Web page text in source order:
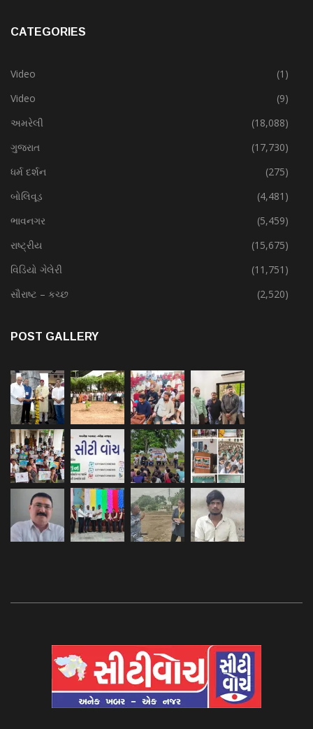
CATEGORIES
Video
(1)
Video
(9)
અમરેલી
(18,088)
ગુજરાત
(17,730)
ધર્મ દર્શન
(275)
બોલિવૂડ
(4,481)
ભાવનગર
(5,459)
રાષ્ટ્રીય
(15,675)
વિડિયો ગેલેરી
(11,751)
સૌરાષ્ટ – કચ્છ
(2,520)
POST GALLERY